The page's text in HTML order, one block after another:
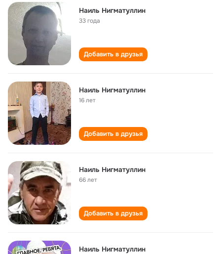
Наиль Нигматуллин
33 года
Добавить в друзья
Наиль Нигматуллин
16 лет
Добавить в друзья
Наиль Нигматуллин
66 лет
Добавить в друзья
Наиль Нигматуллин